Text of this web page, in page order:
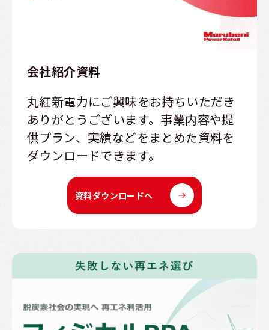
会社紹介資料
丸紅新電力にご興味をお持ちいただき
ありがとうございます。事業内容や提
供プラン、実績などをまとめた資料を
ダウンロードできます。
資料ダウンロードへ